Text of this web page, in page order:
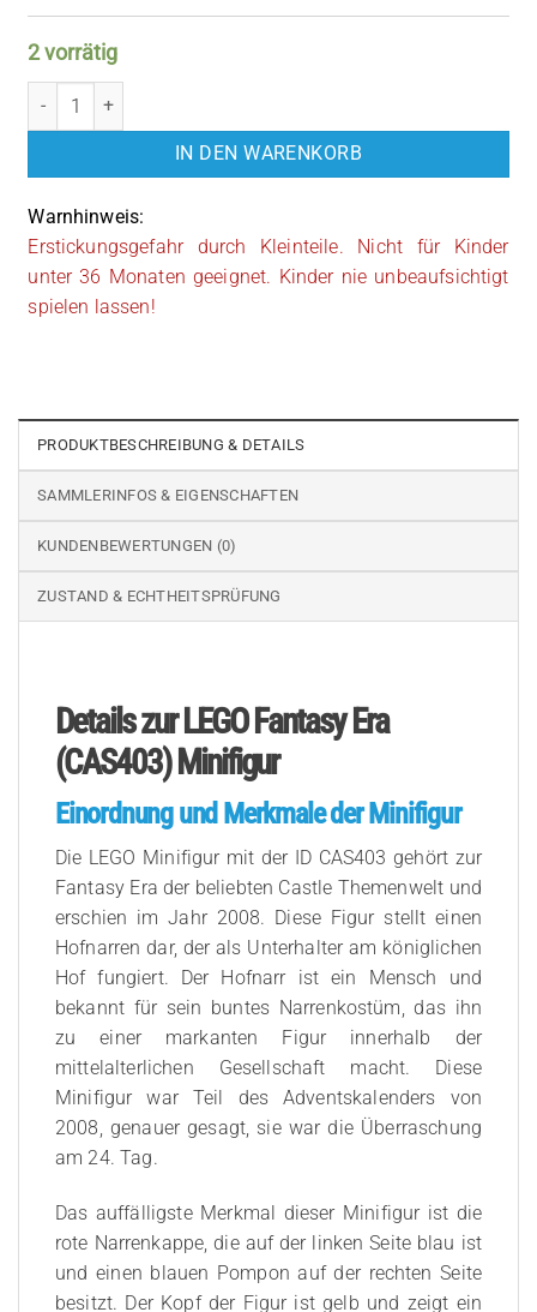
2 vorrätig
LEGO Castle: Fantasy Era (CAS403) Menge
IN DEN WARENKORB
Warnhinweis:
Erstickungsgefahr durch Kleinteile. Nicht für Kinder
unter 36 Monaten geeignet. Kinder nie unbeaufsichtigt
spielen lassen!
PRODUKTBESCHREIBUNG & DETAILS
SAMMLERINFOS & EIGENSCHAFTEN
KUNDENBEWERTUNGEN (0)
ZUSTAND & ECHTHEITSPRÜFUNG
Details zur LEGO Fantasy Era
(CAS403) Minifigur
Einordnung und Merkmale der Minifigur
Die LEGO Minifigur mit der ID CAS403 gehört zur
Fantasy Era der beliebten Castle Themenwelt und
erschien im Jahr 2008. Diese Figur stellt einen
Hofnarren dar, der als Unterhalter am königlichen
Hof fungiert. Der Hofnarr ist ein Mensch und
bekannt für sein buntes Narrenkostüm, das ihn
zu einer markanten Figur innerhalb der
mittelalterlichen Gesellschaft macht. Diese
Minifigur war Teil des Adventskalenders von
2008, genauer gesagt, sie war die Überraschung
am 24. Tag.
Das auffälligste Merkmal dieser Minifigur ist die
rote Narrenkappe, die auf der linken Seite blau ist
und einen blauen Pompon auf der rechten Seite
besitzt. Der Kopf der Figur ist gelb und zeigt ein